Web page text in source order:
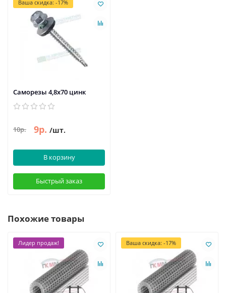
Ваша скидка: -17%
Саморезы 4,8х70 цинк
10р. 9р. /шт.
В корзину
Быстрый заказ
Похожие товары
Лидер продаж! Ваша скидка: -17%